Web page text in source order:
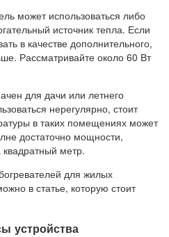
может использоваться либо
источник тепла. Если
в качестве дополнительного,
Рассматривайте около 60 Вт
для дачи или летнего
нерегулярно, стоит
в таких помещениях может
достаточно мощности,
метр.
для жилых
в статье, которую стоит
устройства